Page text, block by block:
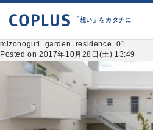
「想い」をカタチに
mizonoguti_garden_residence_01
Posted on 2017年10月28日(土) 13:49